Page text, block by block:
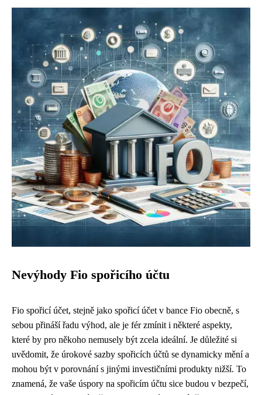
Nevýhody Fio spořicího účtu
Fio spořicí účet, stejně jako spořicí účet v bance Fio obecně, s
sebou přináší řadu výhod, ale je fér zmínit i některé aspekty,
které by pro někoho nemusely být zcela ideální. Je důležité si
uvědomit, že úrokové sazby spořicích účtů se dynamicky mění a
mohou být v porovnání s jinými investičními produkty nižší. To
znamená, že vaše úspory na spořicím účtu sice budou v bezpečí,